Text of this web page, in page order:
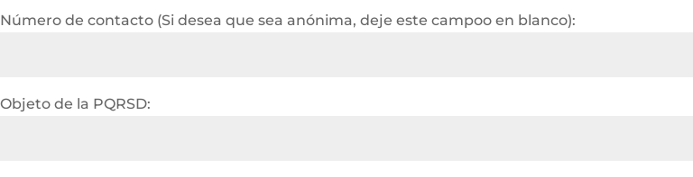
Número de contacto (Si desea que sea anónima, deje este campoo en blanco):
Objeto de la PQRSD: